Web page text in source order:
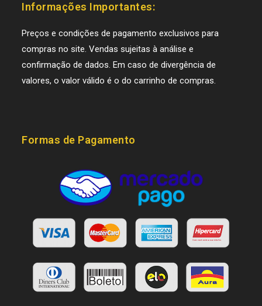
Informações Importantes:
Preços e condições de pagamento exclusivos para
compras no site. Vendas sujeitas à análise e
confirmação de dados. Em caso de divergência de
valores, o valor válido é o do carrinho de compras.
Formas de Pagamento